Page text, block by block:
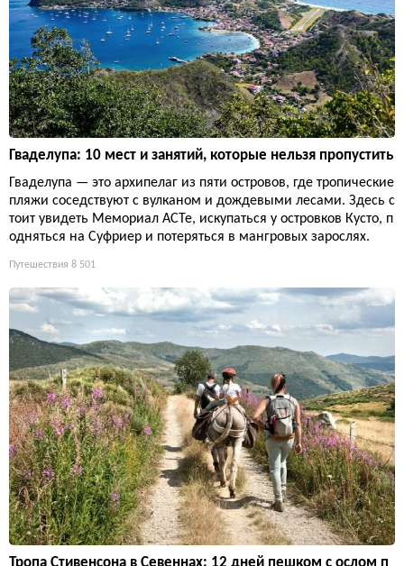
Гваделупа: 10 мест и занятий, которые нельзя пропустить
Гваделупа — это архипелаг из пяти островов, где тропические
пляжи соседствуют с вулканом и дождевыми лесами. Здесь с
тоит увидеть Мемориал ACTe, искупаться у островков Кусто, п
одняться на Суфриер и потеряться в мангровых зарослях.
Путешествия 8 501
Тропа Стивенсона в Севеннах: 12 дней пешком с ослом п